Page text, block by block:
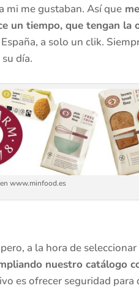
mi me gustaban. Así que
un tiempo, que tengan
a solo un clik.
día.
www.minfood.es
a la hora de
nuestro catálogo
es ofrecer seguridad